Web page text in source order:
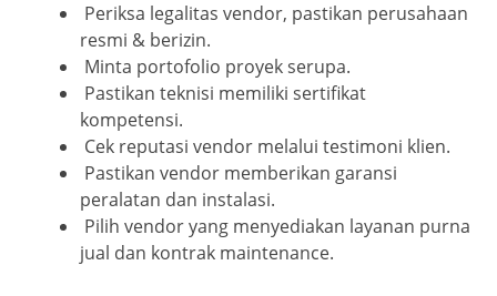
Periksa legalitas vendor, pastikan perusahaan
resmi & berizin.
Minta portofolio proyek serupa.
Pastikan teknisi memiliki sertifikat
kompetensi.
Cek reputasi vendor melalui testimoni klien.
Pastikan vendor memberikan garansi
peralatan dan instalasi.
Pilih vendor yang menyediakan layanan purna
jual dan kontrak maintenance.